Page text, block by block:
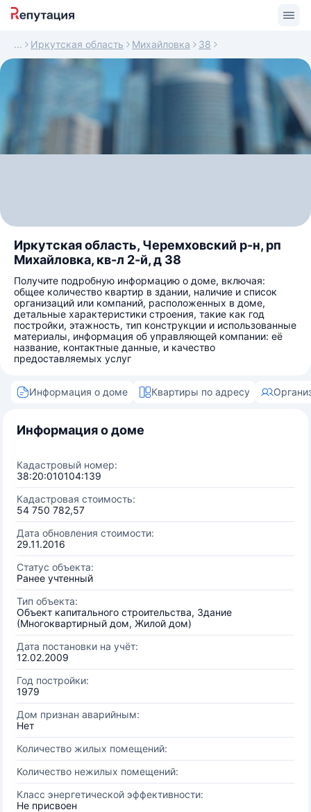
Иркутская область Михайловка 38
Иркутская область, Черемховский р-н, рп
Михайловка, кв-л 2-й, д 38
Получите подробную информацию о доме, включая:
общее количество квартир в здании, наличие и список
организаций или компаний, расположенных в доме,
детальные характеристики строения, такие как год
постройки, этажность, тип конструкции и использованные
материалы, информация об управляющей компании: её
название, контактные данные, и качество
предоставляемых услуг
Информация о доме Квартиры по адресу
Информация о доме
Кадастровый номер:
38:20:010104:139
Кадастровая стоимость:
54 750 782,57
Дата обновления стоимости:
29.11.2016
Статус объекта:
Ранее учтенный
Тип объекта:
Объект капитального строительства, Здание
(Многоквартирный дом, Жилой дом)
Дата постановки на учёт:
12.02.2009
Год постройки:
1979
Дом признан аварийным:
Нет
Количество жилых помещений:
Количество нежилых помещений:
Класс энергетической эффективности:
Не присвоен